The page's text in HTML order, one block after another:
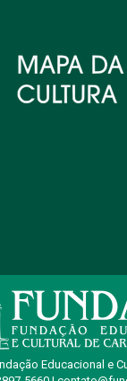
Educacional e